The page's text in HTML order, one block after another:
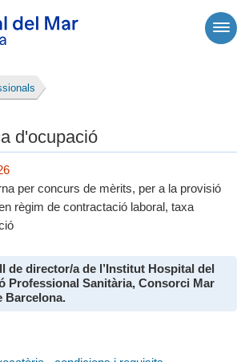
d'ocupació
per concurs de mèrits, per a la provisió
règim de contractació laboral, taxa
de director/a de l’Institut Hospital del
Professional Sanitària, Consorci Mar
Barcelona.